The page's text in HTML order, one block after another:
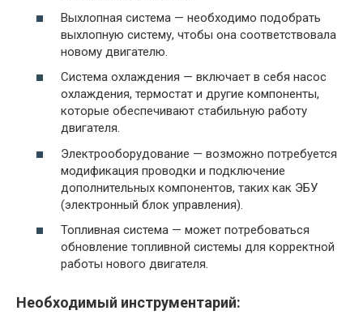
Выхлопная система — необходимо подобрать
выхлопную систему, чтобы она соответствовала
новому двигателю.
Система охлаждения — включает в себя насос
охлаждения, термостат и другие компоненты,
которые обеспечивают стабильную работу
двигателя.
Электрооборудование — возможно потребуется
модификация проводки и подключение
дополнительных компонентов, таких как ЭБУ
(электронный блок управления).
Топливная система — может потребоваться
обновление топливной системы для корректной
работы нового двигателя.
Необходимый инструментарий: